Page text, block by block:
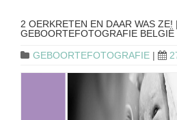
2 OERKRETEN EN DAAR WAS ZE! |
GEBOORTEFOTOGRAFIE BELGIË
GEBOORTEFOTOGRAFIE |